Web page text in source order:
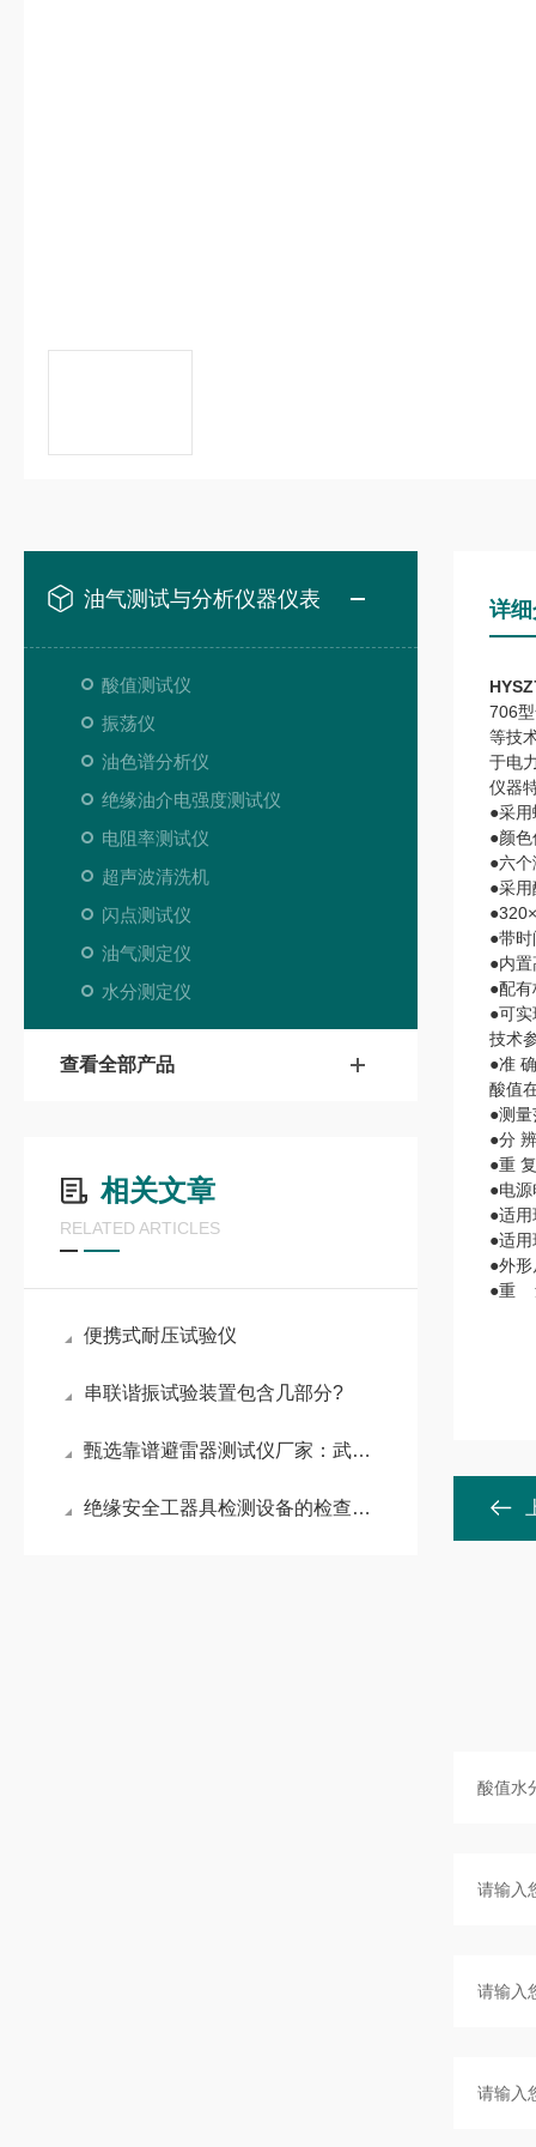
油气测试与分析仪器仪表
酸值测试仪
振荡仪
油色谱分析仪
绝缘油介电强度测试仪
电阻率测试仪
超声波清洗机
闪点测试仪
油气测定仪
水分测定仪
查看全部产品
相关文章
RELATED ARTICLES
便携式耐压试验仪
串联谐振试验装置包含几部分?
甄选靠谱避雷器测试仪厂家：武汉华远电气
绝缘安全工器具检测设备的检查与使用
详
706
等技
于电
仪器
●采
●颜
●六
●采
●带
●内
●配
●可
技术
●准
酸值
●测
●分
●重
●电
●适
●适
●外
●重